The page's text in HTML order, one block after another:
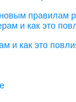
правилам
и как это